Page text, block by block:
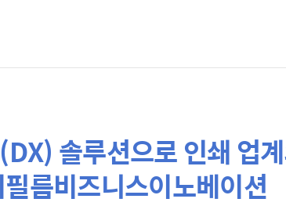
솔루션으로 인쇄 업
름비즈니스이노베이션